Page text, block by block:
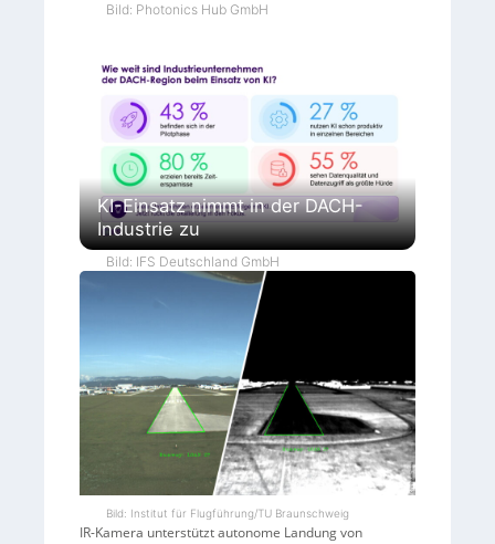
Bild: Photonics Hub GmbH
KI-Einsatz nimmt in der DACH-
Industrie zu
Bild: IFS Deutschland GmbH
Bild: Institut für Flugführung/TU Braunschweig
IR-Kamera unterstützt autonome Landung von